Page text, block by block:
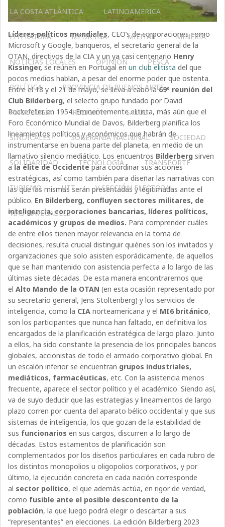
LA COSTA ATLÁNTICA LATINOAMERICA
LITERATURA MEDICINA MILITAR MINERIA
NOTICIAS LOCALES OPINIÓN PESCA
POLÍTICA PROVINCIA DE BUENOS AIRES
PSICOLOGÍA RELIGIÓN SALUD
SINDICALES SOBERANÍA NACIONAL SOCIEDAD
SOLIDARIDAD TECNOLOGÍA TRANSPORTE
TURISMO UTT V SECCIÓN ELECTORAL
VÍAS NAVEGABLES
Líderes políticos mundiales, CEO’s de corporaciones como
Microsoft y Google, banqueros, el secretario general de la
OTAN, directivos de la CIA y un ya casi centenario Henry
Kissinger,se reúnen en Portugal enun club elitistadel que
pocos medios hablan, a pesar del enorme poder que ostenta.
Entre el 18 y el 21 de mayo, se lleva a cabo la69º reunión del
Club Bilderberg, el selecto grupo fundado por David
Rockefeller en 1954. Eminentemente elitista, más aún que el
Foro Económico Mundial de Davos, Bilderberg planifica los
lineamientos políticos y económicos que habrán de
instrumentarse en buena parte del planeta, en medio de un
llamativo silencio mediático. Los encuentros Bilderbergsirven
ala élite de Occidentepara coordinar sus acciones
estratégicas, así como también para diseñar las narrativas con
las que las mismas serán presentadas y legitimadas ante el
público. En Bilderberg, confluyen sectores militares, de
inteligencia, corporaciones bancarias, líderes políticos,
académicos y grupos de medios. Para comprender cuáles
de entre ellos tienen mayor relevancia en la toma de
decisiones, resulta crucial distinguir quiénes son los invitados y
organizaciones que solo asisten esporádicamente, de aquellos
que se han mantenido con asistencia perfecta a lo largo de las
últimas siete décadas. De esta manera encontraremos que
elAlto Mando de la OTAN (en esta ocasión representado por
su secretario general, Jens Stoltenberg) y los servicios de
inteligencia, como la CIA norteamericana y el MI6 británico,
son los participantes que nunca han faltado, en definitiva los
encargados de la planificación estratégica de largo plazo. Junto
a ellos, ha sido constante la presencia de los principales bancos
globales, accionistas de todo el armado corporativo global. En
un escalón inferior se encuentran grupos industriales,
mediáticos, farmacéuticas, etc. Con la asistencia menos
frecuente, aparece el sector político y el académico. Siendo así,
va de suyo deducir que las estrategias y lineamientos de largo
plazo corren por cuenta del aparato bélico occidental y que sus
sistemas de inteligencia, los que gozan de la estabilidad de
sus funcionarios en sus cargos, discurren a lo largo de
décadas. Estos estamentos de planificación son
complementados por los diseños particulares en cada rubro de
los distintos monopolios u oligopolios corporativos, y por
último, la ejecución concreta en cada nación corresponde
al sector político, el que además actúa, en rigor de verdad,
como fusible ante el posible descontento de la
población, la que luego podrá elegir o descartar a sus
“representantes” en elecciones. La edición Bilderberg 2023